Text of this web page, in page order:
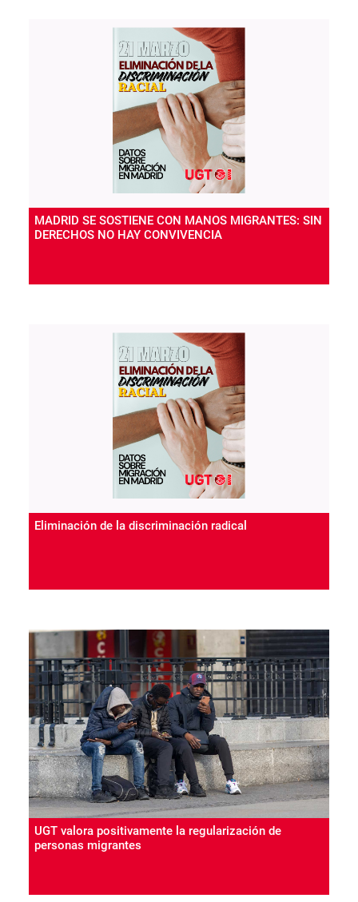
MADRID SE SOSTIENE CON MANOS MIGRANTES: SIN
DERECHOS NO HAY CONVIVENCIA
Eliminación de la discriminación radical
UGT valora positivamente la regularización de
personas migrantes